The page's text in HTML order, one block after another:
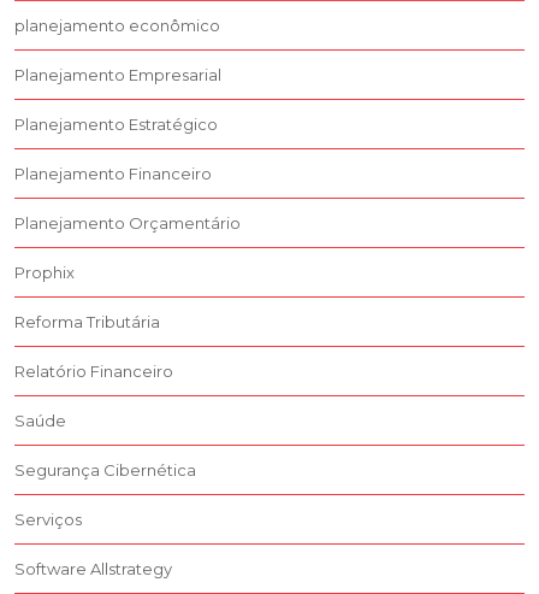
planejamento econômico
Planejamento Empresarial
Planejamento Estratégico
Planejamento Financeiro
Planejamento Orçamentário
Prophix
Reforma Tributária
Relatório Financeiro
Saúde
Segurança Cibernética
Serviços
Software Allstrategy